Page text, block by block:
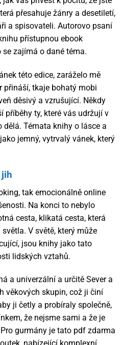
přesahuje žánry a desetiletí,
a spisovateli. Autorovo psaní
přístupnou ebook
zajímá o dané téma.
této edice, zaráželo mě
přináší, tkaje bohatý mobi
děsivý a vzrušující. Někdy
příběhy ty, které vás udržují v
Témata knihy o lásce a
jemný, vytrvalý vánek, který
jih
tak emocionálně online
Na konci to nebylo
cesta, klikatá cesta, která
V světě, který může
jsou knihy jako tato
lidských vztahů.
a univerzální a určitě Sever a
věkových skupin, což ji činí
ji četly a probíraly společně,
že nejsme sami a že je
gurmány je tato pdf zdarma